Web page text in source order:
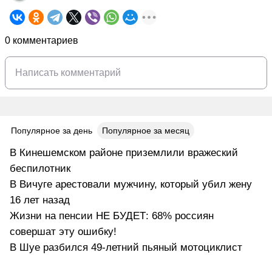
0 комментариев
Популярное за день Популярное за месяц
В Кинешемском районе приземлили вражеский
беспилотник
В Вичуге арестовали мужчину, который убил жену
16 лет назад
Жизни на пенсии НЕ БУДЕТ: 68% россиян
совершат эту ошибку!
В Шуе разбился 49-летний пьяный мотоциклист